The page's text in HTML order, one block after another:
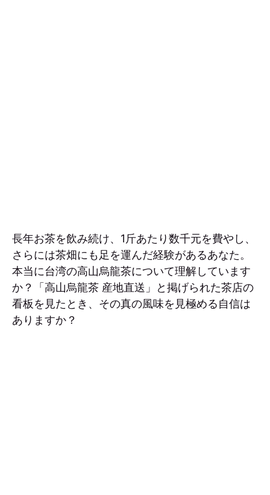
長年お茶を飲み続け、1斤あたり数千元を費やし、
さらには茶畑にも足を運んだ経験があるあなた。
本当に台湾の高山烏龍茶について理解しています
か？「高山烏龍茶 産地直送」と掲げられた茶店の
看板を見たとき、その真の風味を見極める自信は
ありますか？